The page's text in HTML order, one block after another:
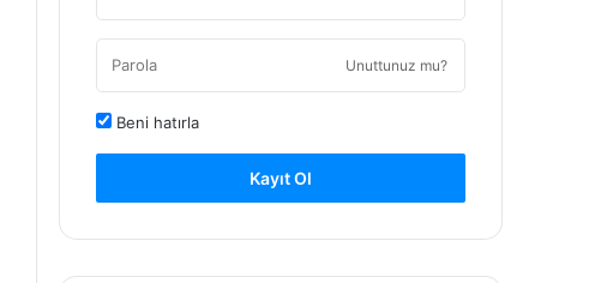
Unuttunuz mu?
Beni hatırla
Kayıt Ol